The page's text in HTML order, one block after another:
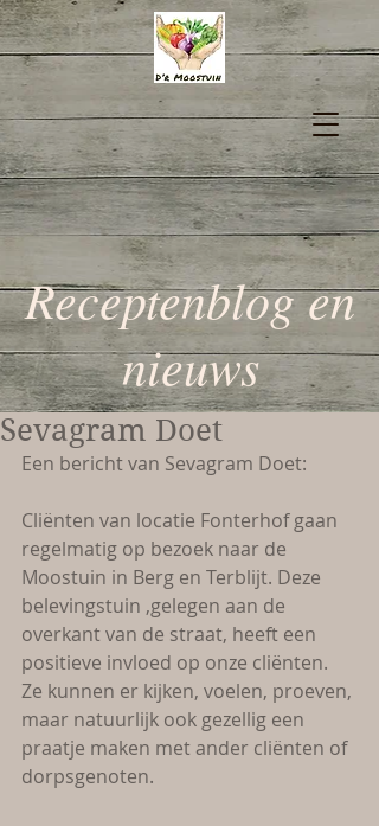
Receptenblog en
nieuws
Sevagram Doet
Een bericht van Sevagram Doet:
Cliënten van locatie Fonterhof gaan
regelmatig op bezoek naar de
Moostuin in Berg en Terblijt. Deze
belevingstuin ,gelegen aan de
overkant van de straat, heeft een
positieve invloed op onze cliënten.
Ze kunnen er kijken, voelen, proeven,
maar natuurlijk ook gezellig een
praatje maken met ander cliënten of
dorpsgenoten.